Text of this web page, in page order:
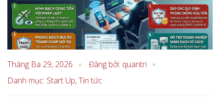
Tháng Ba 29, 2026
Đăng bởi: quantri
Danh mục: Start Up,Tin tức